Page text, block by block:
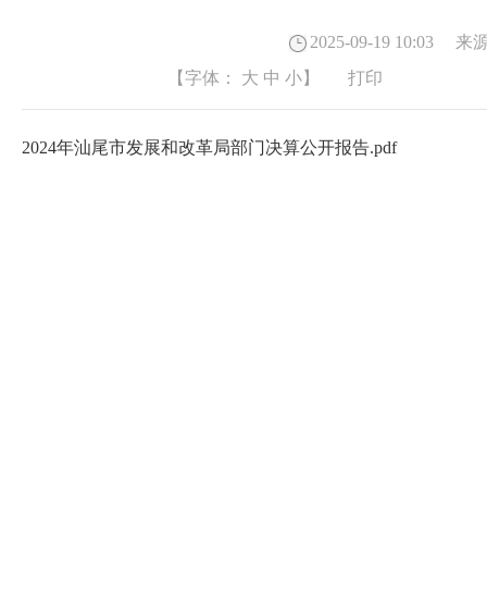
2025-09-19 10:03 来
【字体： 大 中 小】 打印
2024年汕尾市发展和改革局部门决算公开报告.pdf